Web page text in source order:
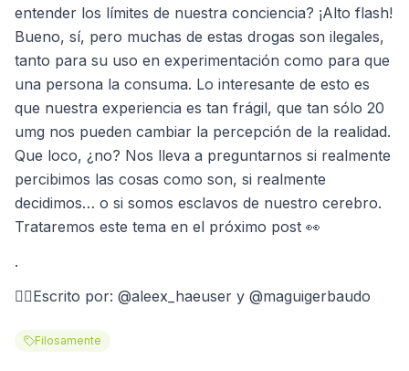
entender los límites de nuestra conciencia? ¡Alto flash!
Bueno, sí, pero muchas de estas drogas son ilegales,
tanto para su uso en experimentación como para que
una persona la consuma. Lo interesante de esto es
que nuestra experiencia es tan frágil, que tan sólo 20
umg nos pueden cambiar la percepción de la realidad.
Que loco, ¿no? Nos lleva a preguntarnos si realmente
percibimos las cosas como son, si realmente
decidimos… o si somos esclavos de nuestro cerebro.
Trataremos este tema en el próximo post 👀
.
✍🏻Escrito por: @aleex_haeuser y @maguigerbaudo
Filosamente